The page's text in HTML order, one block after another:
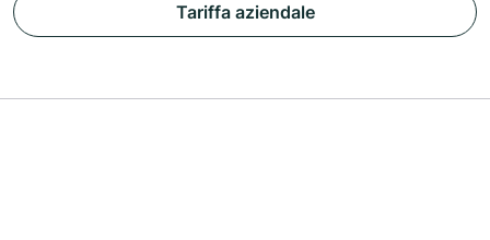
Tariffa aziendale